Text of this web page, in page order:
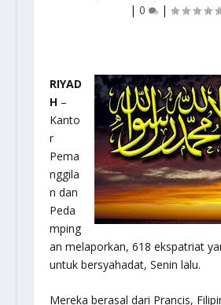
| 0 |
RIYAD
H–
Kanto
r
Pema
nggila
n dan
Peda
mping
an melaporkan, 618 ekspatriat
untuk bersyahadat, Senin lalu.
Mereka berasal dari Prancis,